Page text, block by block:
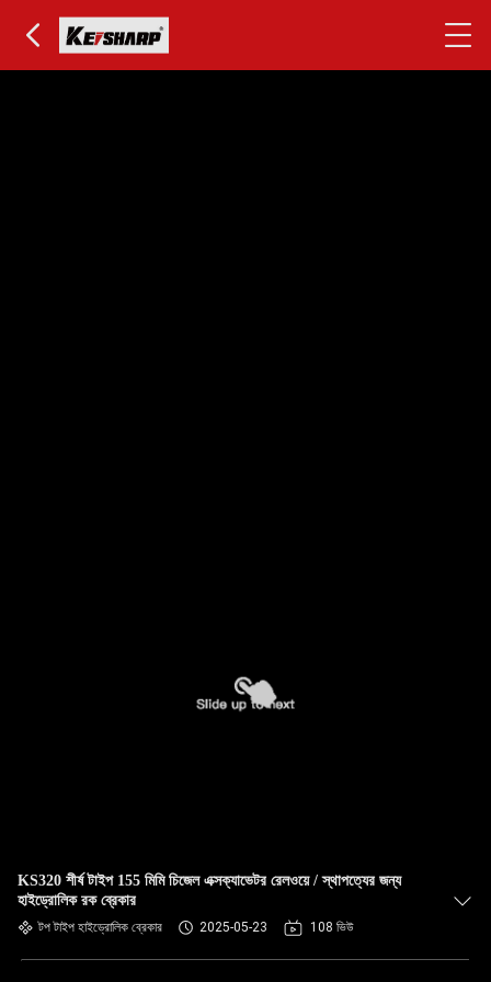
KS320 শীর্ষ টাইপ 155 মিমি চিজেল এক্সক্যাভেটর রেলওয়ে / স্থাপত্যের জন্য
হাইড্রোলিক রক ব্রেকার
টপ টাইপ হাইড্রোলিক ব্রেকার 2025-05-23 108 ভিউ